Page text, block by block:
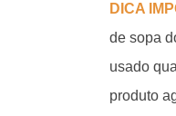
DICA
de sopa
usado
produto